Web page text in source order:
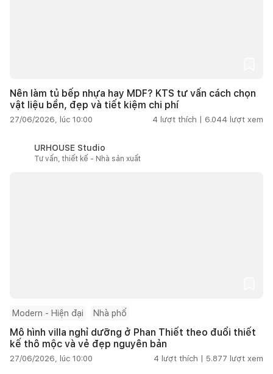
Nên làm tủ bếp nhựa hay MDF? KTS tư vấn cách chọn
vật liệu bền, đẹp và tiết kiệm chi phí
27/06/2026, lúc 10:00 4 lượt thích | 6.044 lượt xem
URHOUSE Studio
Tư vấn, thiết kế - Nhà sản xuất
Modern - Hiện đại Nhà phố
Mô hình villa nghỉ dưỡng ở Phan Thiết theo đuổi thiết
kế thô mộc và vẻ đẹp nguyên bản
27/06/2026, lúc 10:00 4 lượt thích | 5.877 lượt xem